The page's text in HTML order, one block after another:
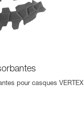
pour casques VERTEX